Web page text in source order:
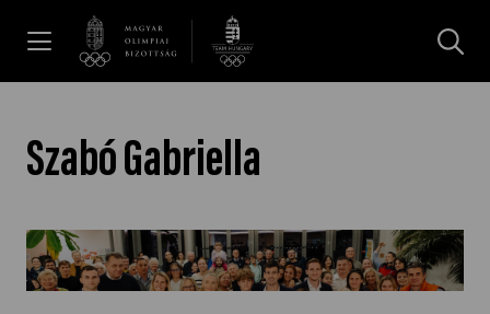
Dakar 2026
Szabó Gabriella
Teremavatások, bajnoki élménybeszámolók,
felvidéki látogatás" />